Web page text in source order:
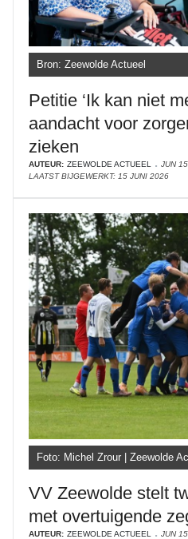
Bron: Zeewolde Actueel
Petitie ‘Ik kan niet
aandacht voor
zieken
AUTEUR: ZEEWOLDE ACTUEEL
JUN 15
LAATST BIJGEWERKT: 15 JUNI 2026
Foto: Michel Zrour | Zeewolde
VV Zeewolde stelt
met overtuigende
AUTEUR: ZEEWOLDE ACTUEEL
JUN 15